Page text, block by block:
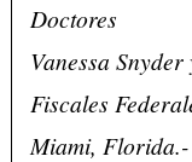
Doctores
Vanessa
Fiscales
Miami, Florida.-